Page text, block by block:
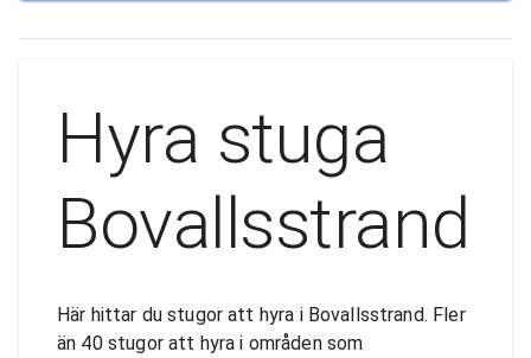
Hyra stuga
Bovallsstrand
Här hittar du stugor att hyra i Bovallsstrand. Fler
än 40 stugor att hyra i områden som